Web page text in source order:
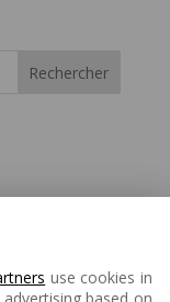
use cookies in